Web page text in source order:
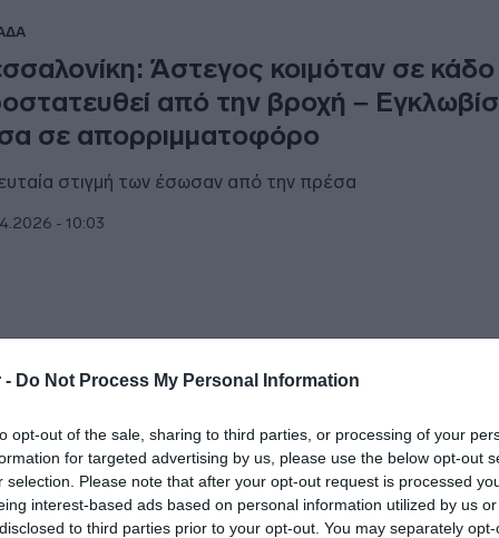
- Do Not Process My Personal Information
opt-out of the sale, sharing to third parties, or processing of your
for targeted advertising by us, please use the below opt-out
selection. Please note that after your opt-out request is processed
interest-based ads based on personal information utilized by us
to third parties prior to your opt-out. You may separately
Άστεγος κοιμόταν σε κάδο
από την βροχή –
σε απορριμματοφόρο
στιγμή των έσωσαν από την πρέσα
- 10:03
ότι θα τους πυροβολήσει” –
ο δράστης
ο δήμαρχος της Νέας Ιωνίας στο DEBATER